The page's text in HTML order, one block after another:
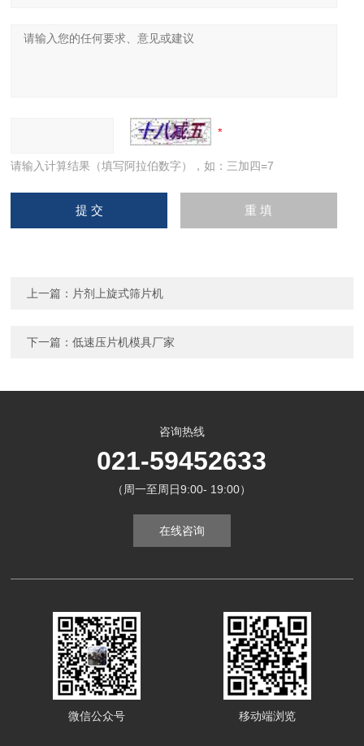
请输入计算结果（填写阿拉伯数字），如：三加四=7
上一篇： 片剂上旋式筛片机
下一篇：低速压片机模具厂家
咨询热线
021-59452633
（周一至周日9:00- 19:00）
在线咨询
微信公众号 移动端浏览